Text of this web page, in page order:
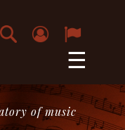
☰
of music